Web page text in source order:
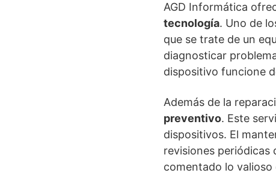
AGD Informática
tecnología. Uno de
que se trate de un
diagnosticar
dispositivo funcione
Además de la
preventivo. Este
dispositivos. El
revisiones periódicas
comentado lo